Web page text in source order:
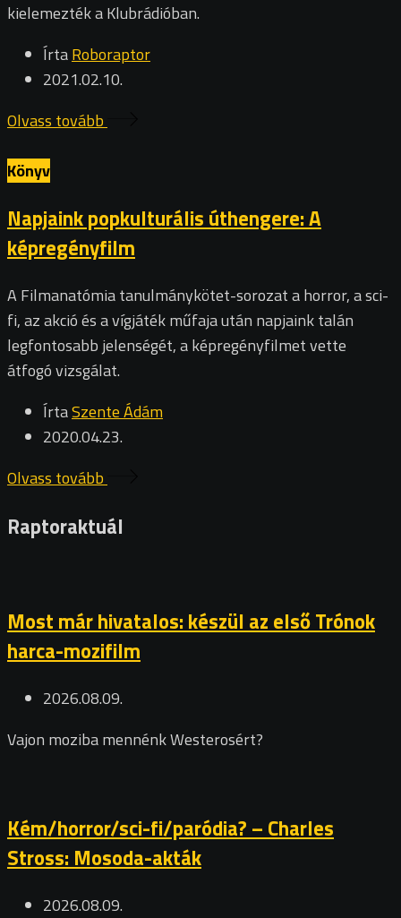
kielemezték a Klubrádióban.
ÍrtaRoboraptor
2021.02.10.
Olvass tovább
Könyv
Napjaink popkulturális úthengere: A
képregényfilm
A Filmanatómia tanulmánykötet-sorozat a horror, a sci-
fi, az akció és a vígjáték műfaja után napjaink talán
legfontosabb jelenségét, a képregényfilmet vette
átfogó vizsgálat.
ÍrtaSzente Ádám
2020.04.23.
Olvass tovább
Raptoraktuál
Most már hivatalos: készül az első Trónok
harca-mozifilm
2026.08.09.
Vajon moziba mennénk Westerosért?
Kém/horror/sci-fi/paródia? – Charles
Stross: Mosoda-akták
2026.08.09.